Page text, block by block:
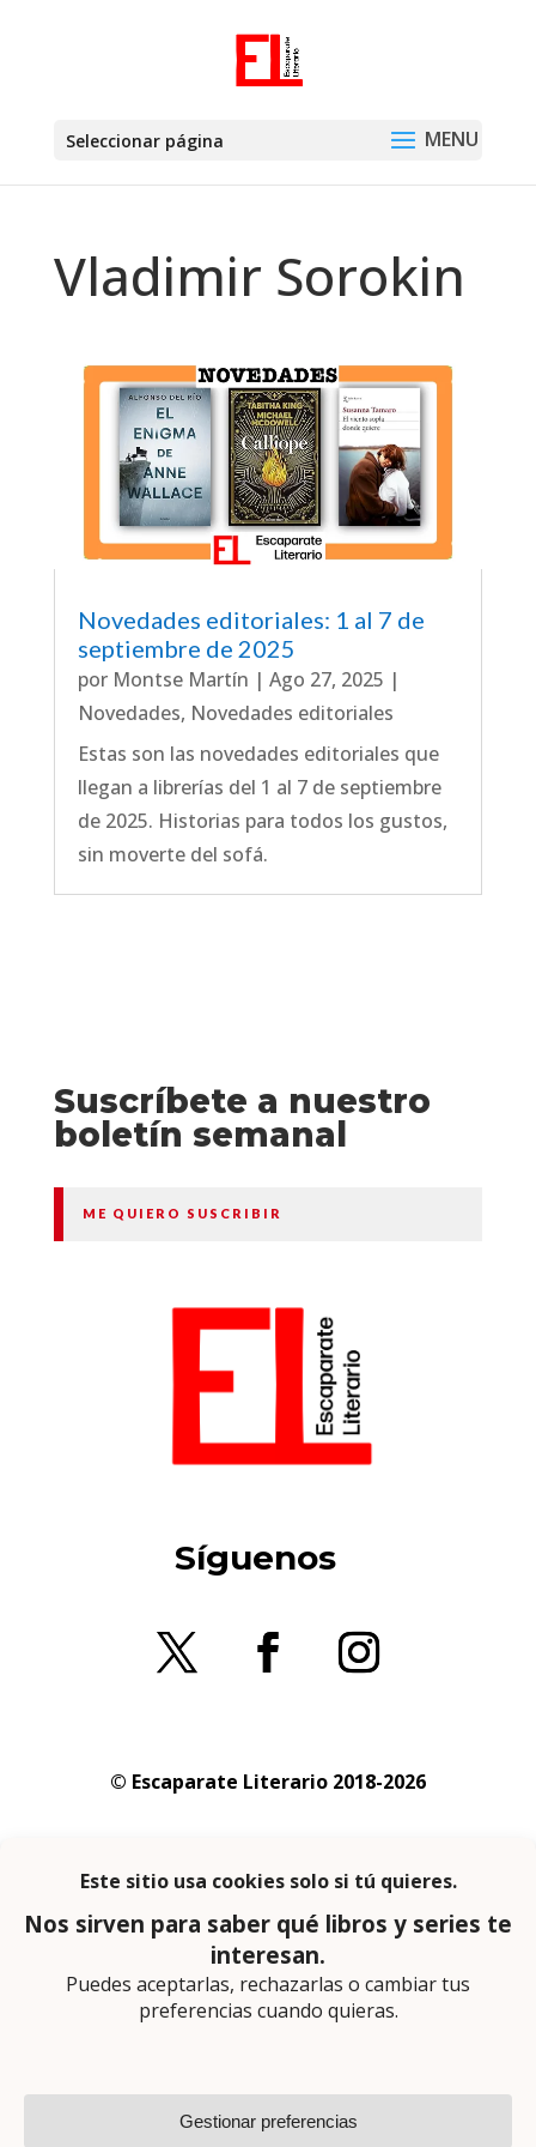
Seleccionar página
Vladimir Sorokin
Novedades editoriales: 1 al 7 de
septiembre de 2025
por Montse Martín | Ago 27, 2025 |
Novedades, Novedades editoriales
Estas son las novedades editoriales que
llegan a librerías del 1 al 7 de septiembre
de 2025. Historias para todos los gustos,
sin moverte del sofá.
Suscríbete a nuestro
boletín semanal
ME QUIERO SUSCRIBIR
Síguenos
© Escaparate Literario 2018-2026
privacidad
En calidad de afiliado de Amazon obtengo
ingresos por las compras adscritas que